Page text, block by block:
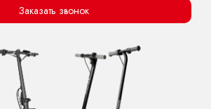
Заказать звонок